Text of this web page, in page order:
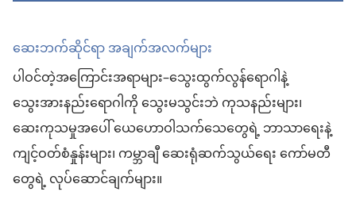
ဆေးဘက်ဆိုင်ရာ အချက်အလက်များ
ပါဝင်တဲ့အကြောင်းအရာများ–သွေးထွက်လွန်ရောဂါနဲ့
သွေးအားနည်းရောဂါကို သွေးမသွင်းဘဲ ကုသနည်းများ၊
ဆေးကုသမှုအပေါ် ယေဟောဝါသက်သေတွေရဲ့ ဘာသာရေးနဲ့
ကျင့်ဝတ်စံနှုန်းများ၊ ကမ္ဘာချီ ဆေးရုံဆက်သွယ်ရေး ကော်မတီ
တွေရဲ့ လုပ်ဆောင်ချက်များ။